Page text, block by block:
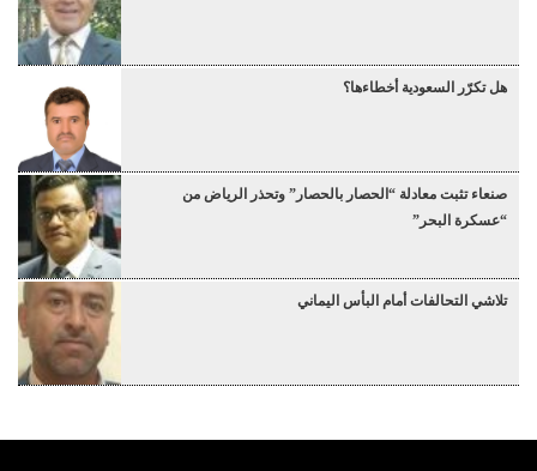
هل تكرّر السعودية أخطاءها؟
صنعاء تثبت معادلة “الحصار بالحصار” وتحذر الرياض من
“عسكرة البحر”
تلاشي التحالفات أمام البأس اليماني